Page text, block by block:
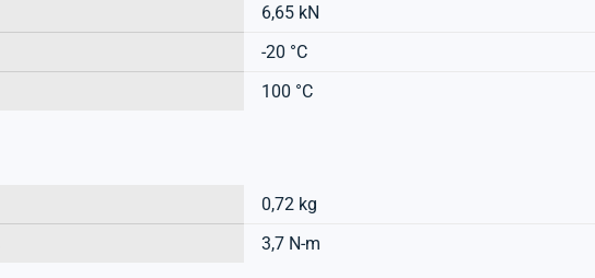
6,65 kN
-20 °C
100 °C
0,72 kg
3,7 N-m